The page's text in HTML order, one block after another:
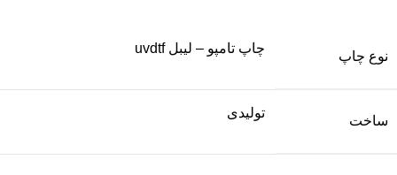
نوع چاپ
چاپ تامپو – لیبل uvdtf
ساخت
تولیدی